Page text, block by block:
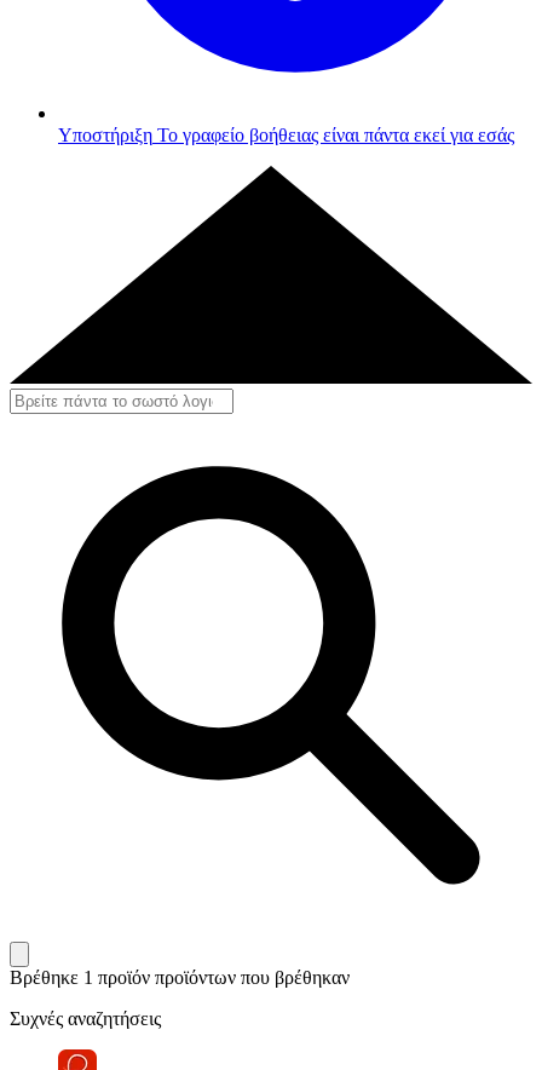
Υποστήριξη Το γραφείο βοήθειας είναι πάντα εκεί για εσάς
Βρέθηκε 1 προϊόν προϊόντων που βρέθηκαν
Συχνές αναζητήσεις